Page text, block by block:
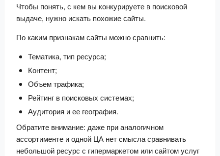
Чтобы понять, с кем вы конкурируете в поисковой
выдаче, нужно искать похожие сайты.
По каким признакам сайты можно сравнить:
Тематика, тип ресурса;
Контент;
Объем трафика;
Рейтинг в поисковых системах;
Аудитория и ее география.
Обратите внимание: даже при аналогичном
ассортименте и одной ЦА нет смысла сравнивать
небольшой ресурс с гипермаркетом или сайтом услуг